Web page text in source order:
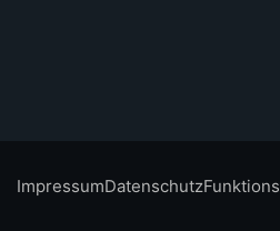
ImpressumDatenschutz